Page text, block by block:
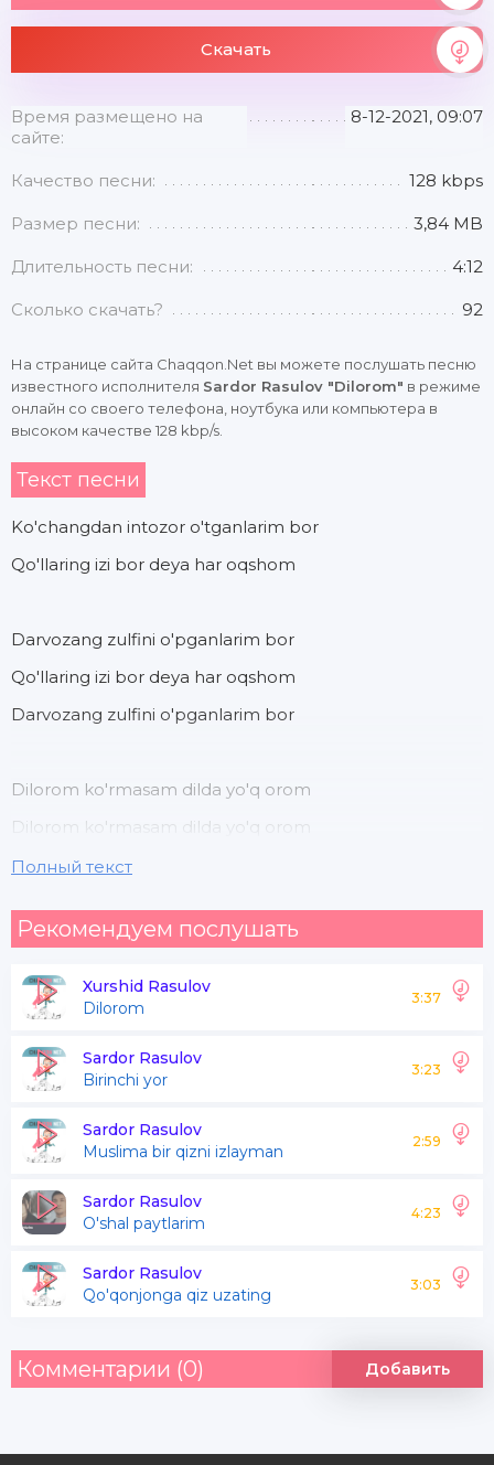
Скачать
Время размещено на
сайте:
8-12-2021, 09:07
Качество песни: 128 kbps
Размер песни: 3,84 MB
Длительность песни: 4:12
Сколько скачать? 92
На странице сайта Chaqqon.Net вы можете послушать песню
известного исполнителя Sardor Rasulov "Dilorom" в режиме
онлайн со своего телефона, ноутбука или компьютера в
высоком качестве 128 kbp/s.
Текст песни
Ko'changdan intozor o'tganlarim bor
Qo'llaring izi bor deya har oqshom
Darvozang zulfini o'pganlarim bor
Qo'llaring izi bor deya har oqshom
Darvozang zulfini o'pganlarim bor
Dilorom ko'rmasam dilda yo'q orom
Dilorom ko'rmasam dilda yo'q orom
Полный текст
Рекомендуем послушать
Xurshid Rasulov
Dilorom
3:37
Sardor Rasulov
Birinchi yor
3:23
Sardor Rasulov
Muslima bir qizni izlayman
2:59
Sardor Rasulov
O'shal paytlarim
4:23
Sardor Rasulov
Qo'qonjonga qiz uzating
3:03
Комментарии (0) Добавить